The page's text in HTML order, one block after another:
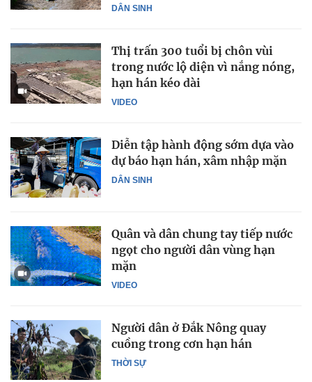
DÂN SINH
VIDEO
Thị trấn 300 tuổi bị chôn vùi
trong nước lộ diện vì nắng nóng,
hạn hán kéo dài
DÂN SINH
Diễn tập hành động sớm dựa vào
dự báo hạn hán, xâm nhập mặn
VIDEO
Quân và dân chung tay tiếp nước
ngọt cho người dân vùng hạn
mặn
THỜI SỰ
Người dân ở Đắk Nông quay
cuồng trong cơn hạn hán